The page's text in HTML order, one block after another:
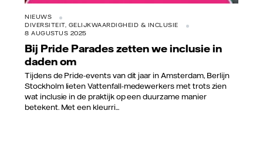
NIEUWS
DIVERSITEIT, GELIJKWAARDIGHEID & INCLUSIE
8 AUGUSTUS 2025
Bij Pride Parades zetten we inclusie in
daden om
Tijdens de Pride-events van dit jaar in Amsterdam, Berlijn
Stockholm lieten Vattenfall-medewerkers met trots zien
wat inclusie in de praktijk op een duurzame manier
betekent. Met een kleurri...